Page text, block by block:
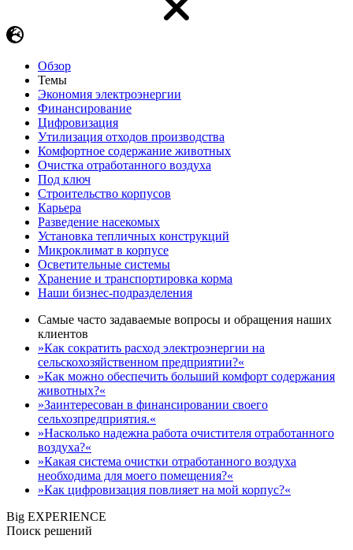
Обзор
Темы
Экономия электроэнергии
Финансирование
Цифровизация
Утилизация отходов производства
Комфортное содержание животных
Очистка отработанного воздуха
Под ключ
Строительство корпусов
Карьера
Разведение насекомых
Установка тепличных конструкций
Микроклимат в корпусе
Осветительные системы
Хранение и транспортировка корма
Наши бизнес-подразделения
Самые часто задаваемые вопросы и обращения наших
клиентов
»Как сократить расход электроэнергии на
сельскохозяйственном предприятии?«
»Как можно обеспечить больший комфорт содержания
животных?«
»Заинтересован в финансировании своего
сельхозпредприятия.«
»Насколько надежна работа очистителя отработанного
воздуха?«
»Какая система очистки отработанного воздуха
необходима для моего помещения?«
»Как цифровизация повлияет на мой корпус?«
Big EXPERIENCE
Поиск решений